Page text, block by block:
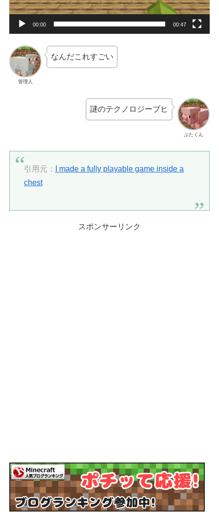
ー
00:00 00:47
管理人
なんだこれすごい
ぶたくん
謎のテクノロジーブヒ
引用元：
I made a fully playable game inside a
chest
スポンサーリンク